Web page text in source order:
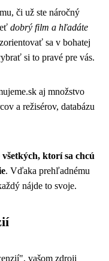
či už ste náročný
dobrý film a hľadáte
sa v bohatej
si to pravé pre vás.
aj množstvo
a režisérov, databázu
ktorí sa chcú
. Vďaka prehľadnému
nájde to svoje.
vašom zdroji